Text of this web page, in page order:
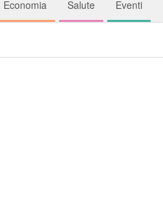
Economia Salute Eventi